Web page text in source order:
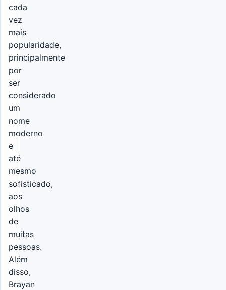
cada
vez
mais
popularidade,
principalmente
por
ser
considerado
um
nome
moderno
e
até
mesmo
sofisticado,
aos
olhos
de
muitas
pessoas.
Além
disso,
Brayan